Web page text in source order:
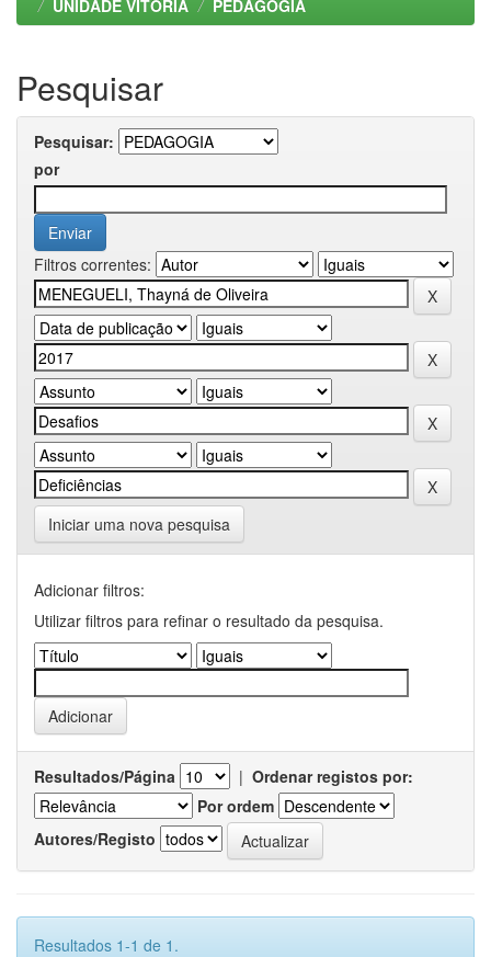
UNIDADE VITORIA
PEDAGOGIA
Pesquisar
Pesquisar:
por
Filtros correntes:
Iniciar uma nova pesquisa
Adicionar filtros:
Utilizar filtros para refinar o resultado da pesquisa.
Resultados/Página | Ordenar registos por:
Por ordem
Autores/Registo
Resultados 1-1 de 1.